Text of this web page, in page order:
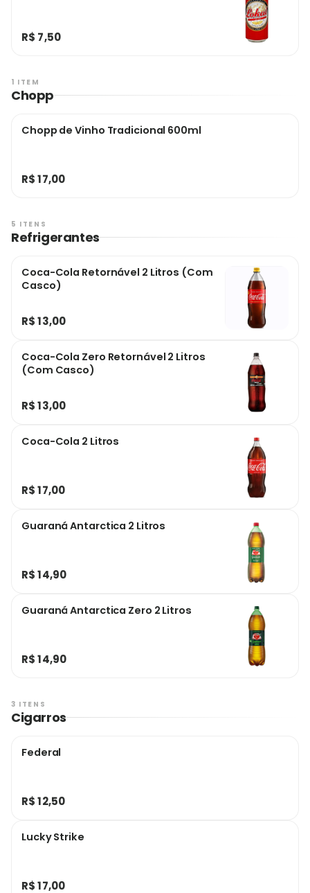
R$ 7,50
1 ITEM
Chopp
Chopp de Vinho Tradicional 600ml
R$ 17,00
5 ITENS
Refrigerantes
Coca-Cola Retornável 2 Litros (Com
Casco)
R$ 13,00
Coca-Cola Zero Retornável 2 Litros
(Com Casco)
R$ 13,00
Coca-Cola 2 Litros
R$ 17,00
Guaraná Antarctica 2 Litros
R$ 14,90
Guaraná Antarctica Zero 2 Litros
R$ 14,90
3 ITENS
Cigarros
Federal
R$ 12,50
Lucky Strike
R$ 17,00